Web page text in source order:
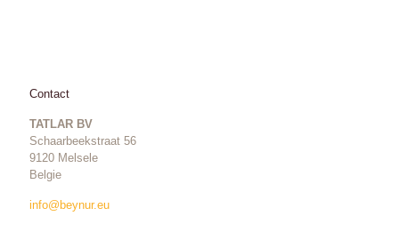
Contact
TATLAR BV
Schaarbeekstraat 56
9120 Melsele
Belgie
info@beynur.eu